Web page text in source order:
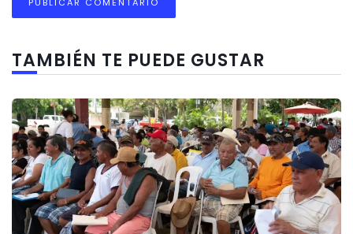
TAMBIÉN TE PUEDE GUSTAR